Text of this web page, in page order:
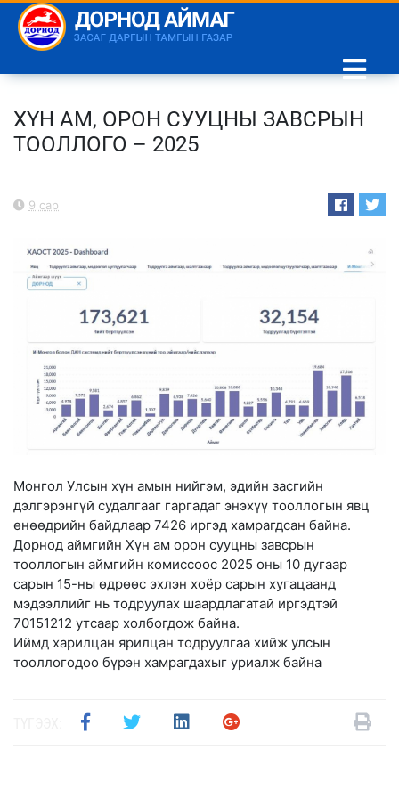
ХҮН АМ, ОРОН СУУЦНЫ ЗАВСРЫН
ТООЛЛОГО – 2025
9 сар
Монгол Улсын хүн амын нийгэм, эдийн засгийн
дэлгэрэнгүй судалгааг гаргадаг энэхүү тооллогын явц
өнөөдрийн байдлаар 7426 иргэд хамрагдсан байна.
Дорнод аймгийн Хүн ам орон сууцны завсрын
тооллогын аймгийн комиссоос 2025 оны 10 дугаар
сарын 15-ны өдрөөс эхлэн хоёр сарын хугацаанд
мэдээллийг нь тодруулах шаардлагатай иргэдтэй
70151212 утсаар холбогдож байна.
Иймд харилцан ярилцан тодруулгаа хийж улсын
тооллогодоо бүрэн хамрагдахыг уриалж байна